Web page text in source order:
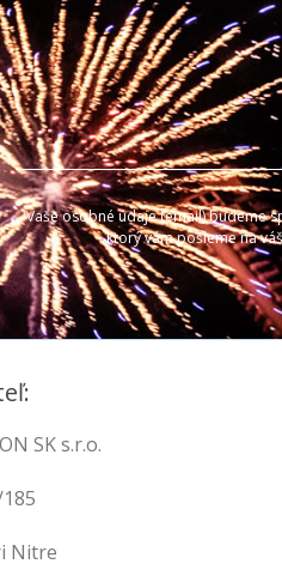
Vaše osobné údaje (email) budeme
ktorý vám pošleme na
SK s.r.o.
Nitre